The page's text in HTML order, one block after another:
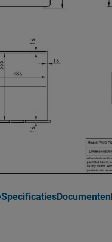
SpecificatiesDocumenten